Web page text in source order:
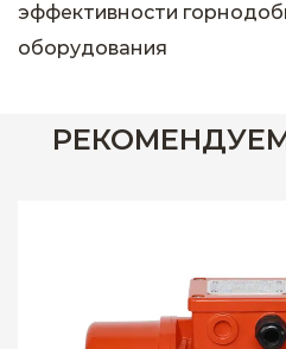
эффективности
оборудования